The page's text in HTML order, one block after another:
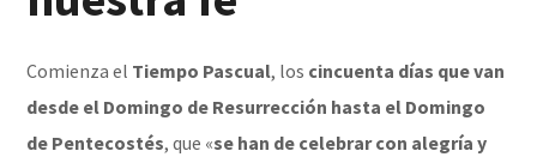
Comienza el Tiempo Pascual, los cincuenta días que van
desde el Domingo de Resurrección hasta el Domingo
de Pentecostés, que «se han de celebrar con alegría y